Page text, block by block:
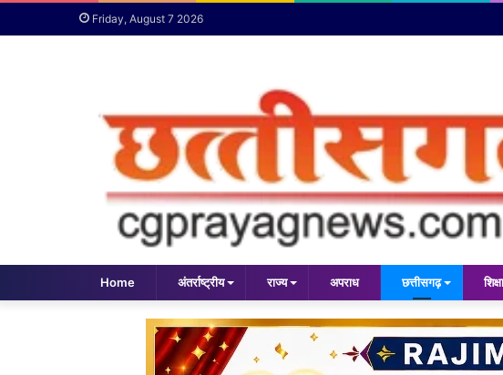
Friday, August 7 2026
Home अंतर्राष्ट्रीय राज्य अपराध छत्तीसगढ़ शिक्षा